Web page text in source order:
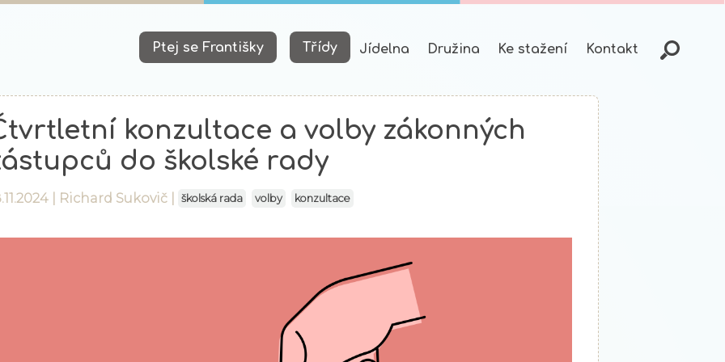
Ptej se Františky Třídy Jídelna Družina Ke stažení Kontakt
konzultace a volby zákonných
do školské rady
| Richard Sukovič školská rada volby konzultace